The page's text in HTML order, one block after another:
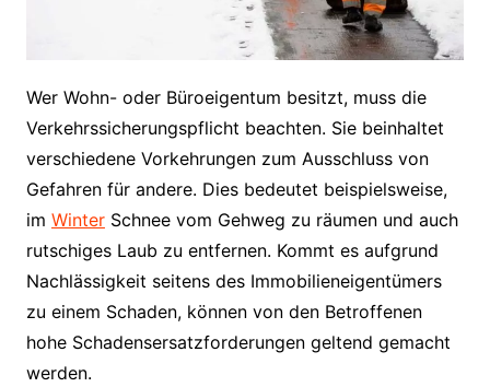
Wer Wohn- oder Büroeigentum besitzt, muss die
Verkehrssicherungspflicht beachten. Sie beinhaltet
verschiedene Vorkehrungen zum Ausschluss von
Gefahren für andere. Dies bedeutet beispielsweise,
im WinterSchnee vom Gehweg zu räumen und auch
rutschiges Laub zu entfernen. Kommt es aufgrund
Nachlässigkeit seitens des Immobilieneigentümers
zu einem Schaden, können von den Betroffenen
hohe Schadensersatzforderungen geltend gemacht
werden.